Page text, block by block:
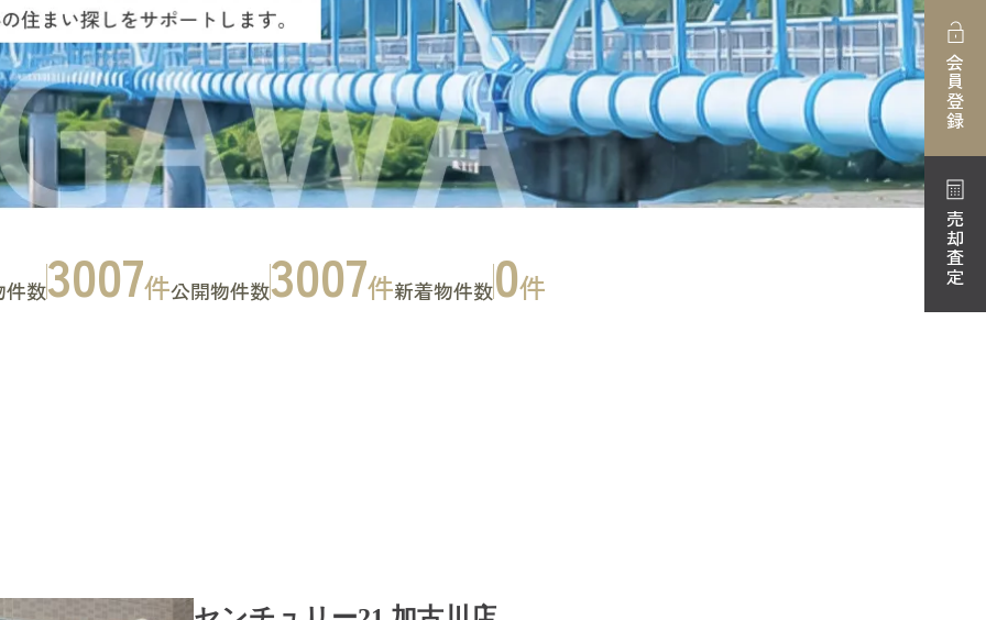
件数3007件公開物件数3007件新着物件数0件
会員登録
売却査定